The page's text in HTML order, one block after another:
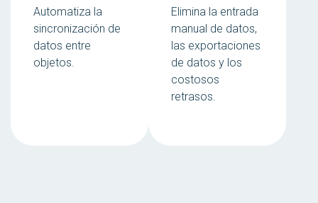
Automatiza la
sincronización de
datos entre
objetos.
Elimina la entrada
manual de datos,
las exportaciones
de datos y los
costosos
retrasos.